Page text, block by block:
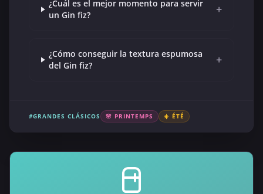
¿Cuál es el mejor momento para servir
un Gin fiz?
+
¿Cómo conseguir la textura espumosa
del Gin fiz?
+
#GRANDES CLÁSICOS 🌸 PRINTEMPS ☀️ ÉTÉ